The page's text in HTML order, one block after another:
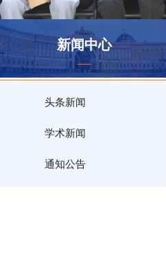
新闻中心
头条新闻
学术新闻
通知公告